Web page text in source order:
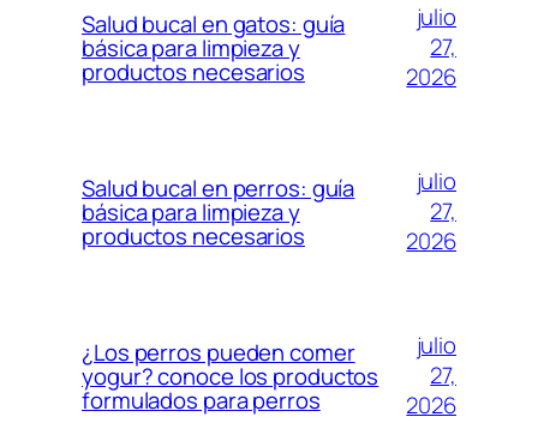
Salud bucal en gatos: guía
básica para limpieza y
productos necesarios
julio
27,
2026
Salud bucal en perros: guía
básica para limpieza y
productos necesarios
julio
27,
2026
¿Los perros pueden comer
yogur? conoce los productos
formulados para perros
julio
27,
2026